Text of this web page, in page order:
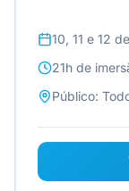
10, 11 e 12
21h de
Público: